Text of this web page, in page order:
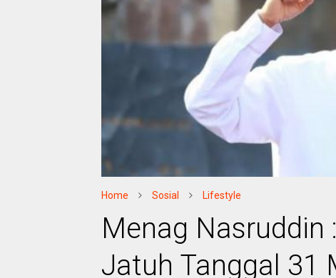
Home Sosial Lifestyle
Menag Nasruddin
Jatuh Tanggal 31